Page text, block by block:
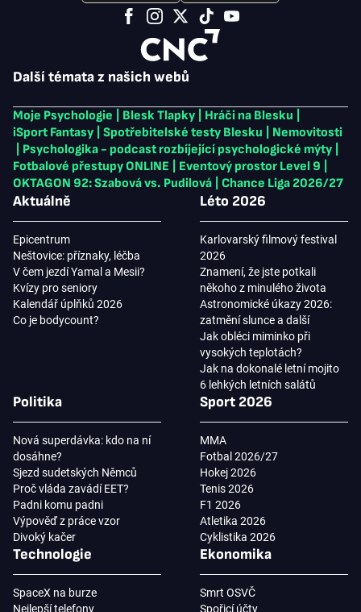
Další témata z našich webů
Moje Psychologie Blesk Tlapky Hráči na Blesku
iSport Fantasy
Spotřebitelské testy Blesku
Nemovitosti
Psychologika - podcast rozbíjející psychologické mýty
Fotbalové přestupy ONLINE
Eventový prostor Level 9
OKTAGON 92: Szabová vs. Pudilová
Chance Liga 2026/27
Aktuálně
Epicentrum
Neštovice: příznaky, léčba
V čem jezdí Yamal a Mesii?
Kvízy pro seniory
Kalendář úplňků 2026
Co je bodycount?
Léto 2026
Karlovarský filmový festival
2026
Znamení, že jste potkali
někoho z minulého života
Astronomické úkazy 2026:
zatmění slunce a další
Jak obléci miminko při
vysokých teplotách?
Jak na dokonalé letní mojito
6 lehkých letních salátů
Politika
Nová superdávka: kdo na ní
dosáhne?
Sjezd sudetských Němců
Proč vláda zavádí EET?
Padni komu padni
Výpověď z práce vzor
Divoký kačer
Sport 2026
MMA
Fotbal 2026/27
Hokej 2026
Tenis 2026
F1 2026
Atletika 2026
Cyklistika 2026
Technologie
SpaceX na burze
Nejlepší telefony
Ekonomika
Smrt OSVČ
Spořicí účty